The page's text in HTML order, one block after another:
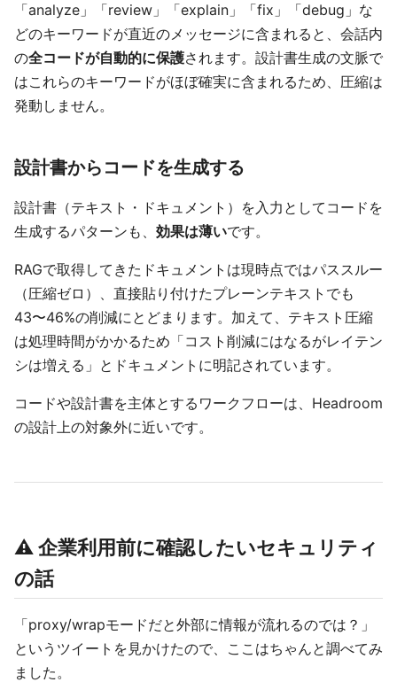
「analyze」「review」「explain」「fix」「debug」な
どのキーワードが直近のメッセージに含まれると、会話内
の全コードが自動的に保護されます。設計書生成の文脈で
はこれらのキーワードがほぼ確実に含まれるため、圧縮は
発動しません。
設計書からコードを生成する
設計書（テキスト・ドキュメント）を入力としてコードを
生成するパターンも、 効果は薄いです。
RAGで取得してきたドキュメントは現時点ではパススルー
（圧縮ゼロ）、直接貼り付けたプレーンテキストでも
43〜46%の削減にとどまります。加えて、テキスト圧縮
は処理時間がかかるため「コスト削減にはなるがレイテン
シは増える」とドキュメントに明記されています。
コードや設計書を主体とするワークフローは、Headroom
の設計上の対象外に近いです。
⚠️ 企業利用前に確認したいセキュリティ
の話
「proxy/wrapモードだと外部に情報が流れるのでは？」
というツイートを見かけたので、ここはちゃんと調べてみ
ました。